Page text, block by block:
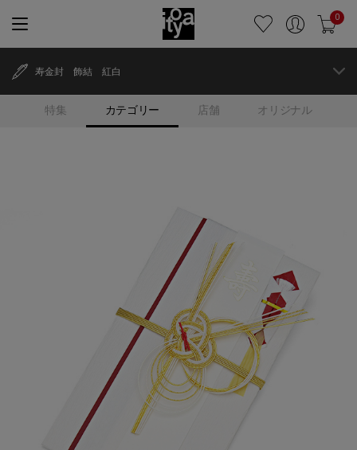
0
特集 カテゴリー 店舗 オリジナル
寿金封 飾結 紅白